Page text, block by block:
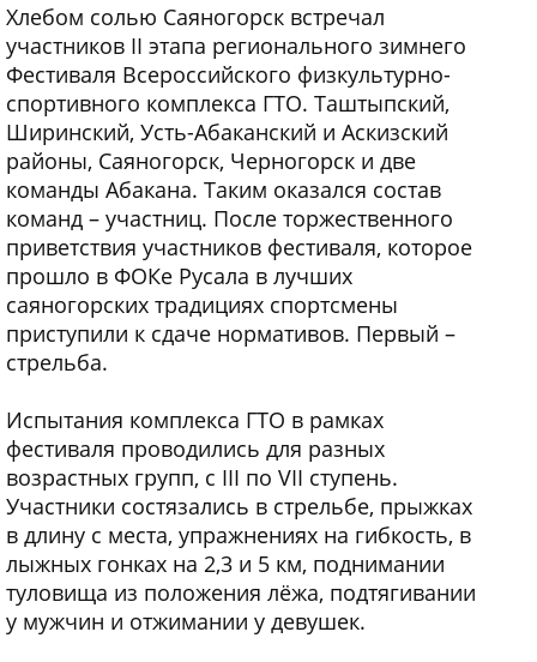
Хлебом солью Саяногорск встречал
участников II этапа регионального зимнего
Фестиваля Всероссийского физкультурно-
спортивного комплекса ГТО. Таштыпский,
Ширинский, Усть-Абаканский и Аскизский
районы, Саяногорск, Черногорск и две
команды Абакана. Таким оказался состав
команд – участниц. После торжественного
приветствия участников фестиваля, которое
прошло в ФОКе Русала в лучших
саяногорских традициях спортсмены
приступили к сдаче нормативов. Первый –
стрельба.
Испытания комплекса ГТО в рамках
фестиваля проводились для разных
возрастных групп, с III по VII ступень.
Участники состязались в стрельбе, прыжках
в длину с места, упражнениях на гибкость, в
лыжных гонках на 2,3 и 5 км, поднимании
туловища из положения лёжа, подтягивании
у мужчин и отжимании у девушек.